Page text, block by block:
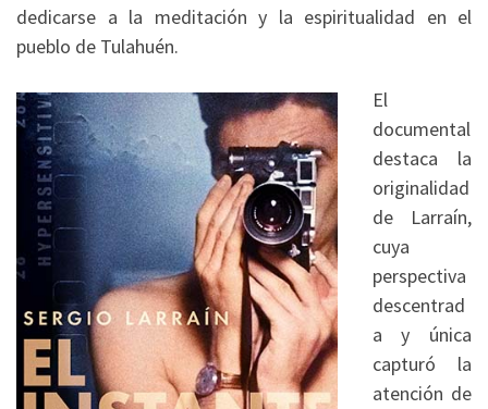
dedicarse a la meditación y la espiritualidad en el
pueblo de Tulahuén.
El
documental
destaca la
originalidad
de Larraín,
cuya
perspectiva
descentrad
a y única
capturó la
atención de